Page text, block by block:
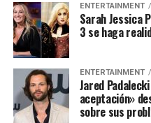
ENTERTAINMENT
Sarah Jessica
3 se haga
ENTERTAINMENT
Jared
aceptación»
sobre sus